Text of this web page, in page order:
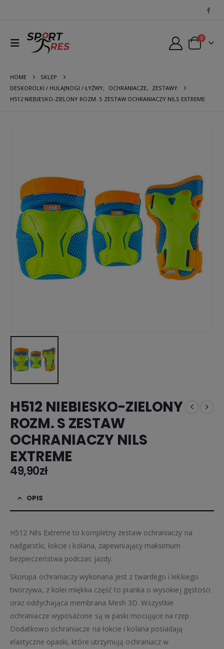
0
HOME
SKLEP
DESKOROLKI / HULAJNOGI / ŁYŻWY, OCHRANIACZE,
ZESTAWY
H512 NIEBIESKO-ZIELONY ROZM. S ZESTAW OCHRANIACZY NILS EXTREME
H512 NIEBIESKO-ZIELONY
ROZM. S ZESTAW
OCHRANIACZY NILS
EXTREME
49,90zł
OPIS
H512 Nils Extreme to kompletny zestaw ochraniaczy na
nadgarstki, łokcie i kolana, zapewniający maksimum
bezpieczeństwa podczas jazdy.
Skorupa ochraniaczy wykonana jest z twardego i lekkiego
tworzywa, z kolei miękka część to pianka o wysokiej gęstości
oraz oddychająca membrana Mesh 3D. Wszystkie
ochraniacze wyposażone są w paski mocujące na rzep.
Dodatkowo ochraniacze na łokcie i kolana posiadają
elastyczne opaski, które utrzymują ochraniacz w